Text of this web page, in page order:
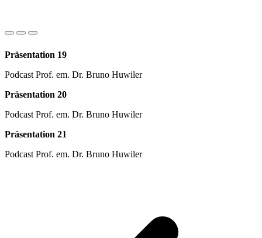
Präsentation 19
Podcast Prof. em. Dr. Bruno Huwiler
Präsentation 20
Podcast Prof. em. Dr. Bruno Huwiler
Präsentation 21
Podcast Prof. em. Dr. Bruno Huwiler